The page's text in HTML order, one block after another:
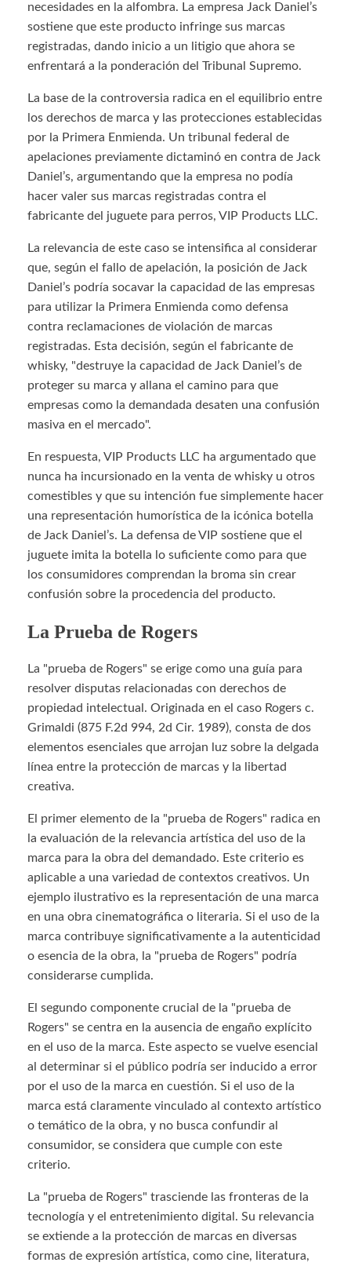
necesidades en la alfombra. La empresa Jack Daniel’s
sostiene que este producto infringe sus marcas
registradas, dando inicio a un litigio que ahora se
enfrentará a la ponderación del Tribunal Supremo.
La base de la controversia radica en el equilibrio entre
los derechos de marca y las protecciones establecidas
por la Primera Enmienda. Un tribunal federal de
apelaciones previamente dictaminó en contra de Jack
Daniel’s, argumentando que la empresa no podía
hacer valer sus marcas registradas contra el
fabricante del juguete para perros, VIP Products LLC.
La relevancia de este caso se intensifica al considerar
que, según el fallo de apelación, la posición de Jack
Daniel’s podría socavar la capacidad de las empresas
para utilizar la Primera Enmienda como defensa
contra reclamaciones de violación de marcas
registradas. Esta decisión, según el fabricante de
whisky, "destruye la capacidad de Jack Daniel’s de
proteger su marca y allana el camino para que
empresas como la demandada desaten una confusión
masiva en el mercado".
En respuesta, VIP Products LLC ha argumentado que
nunca ha incursionado en la venta de whisky u otros
comestibles y que su intención fue simplemente hacer
una representación humorística de la icónica botella
de Jack Daniel’s. La defensa de VIP sostiene que el
juguete imita la botella lo suficiente como para que
los consumidores comprendan la broma sin crear
confusión sobre la procedencia del producto.
La Prueba de Rogers
La "prueba de Rogers" se erige como una guía para
resolver disputas relacionadas con derechos de
propiedad intelectual. Originada en el caso Rogers c.
Grimaldi (875 F.2d 994, 2d Cir. 1989), consta de dos
elementos esenciales que arrojan luz sobre la delgada
línea entre la protección de marcas y la libertad
creativa.
El primer elemento de la "prueba de Rogers" radica en
la evaluación de la relevancia artística del uso de la
marca para la obra del demandado. Este criterio es
aplicable a una variedad de contextos creativos. Un
ejemplo ilustrativo es la representación de una marca
en una obra cinematográfica o literaria. Si el uso de la
marca contribuye significativamente a la autenticidad
o esencia de la obra, la "prueba de Rogers" podría
considerarse cumplida.
El segundo componente crucial de la "prueba de
Rogers" se centra en la ausencia de engaño explícito
en el uso de la marca. Este aspecto se vuelve esencial
al determinar si el público podría ser inducido a error
por el uso de la marca en cuestión. Si el uso de la
marca está claramente vinculado al contexto artístico
o temático de la obra, y no busca confundir al
consumidor, se considera que cumple con este
criterio.
La "prueba de Rogers" trasciende las fronteras de la
tecnología y el entretenimiento digital. Su relevancia
se extiende a la protección de marcas en diversas
formas de expresión artística, como cine, literatura,